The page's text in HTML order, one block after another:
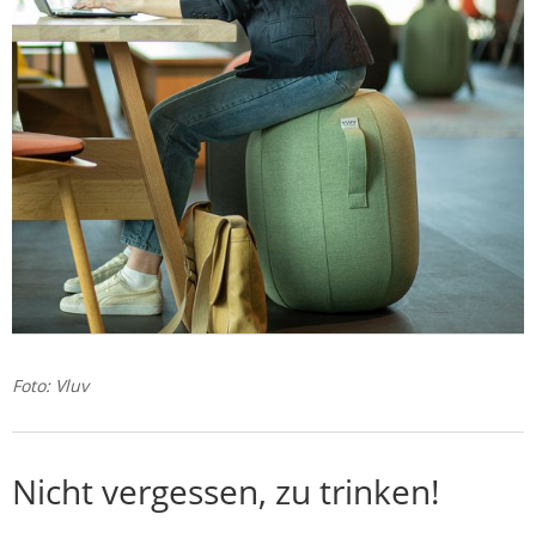
Foto: Vluv
Nicht vergessen, zu trinken!